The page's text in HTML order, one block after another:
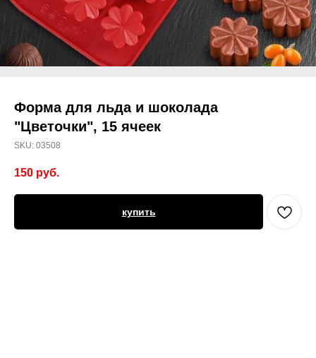
Форма для льда и шоколада
"Цветочки", 15 ячеек
SKU: 03508
150 руб.
купить